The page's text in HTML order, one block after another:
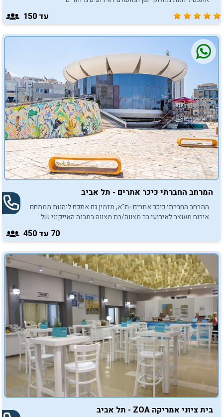
עד 150
המרחב החברתי כיכר אתרים - תל אביב
המרחב החברתי כיכר אתרים -ת"א, מזמין גם אתכם ליהנות ממתחם
אירוח מעוצב לאירועי בר מצווה/בת מצווה במבנה האייקוני של
70 עד 450
בית ציוני אמריקה ZOA - תל אביב